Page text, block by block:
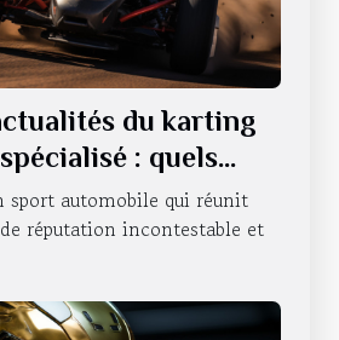
du karting
: quels
qui en
sport automobile qui réunit
réputation incontestable et